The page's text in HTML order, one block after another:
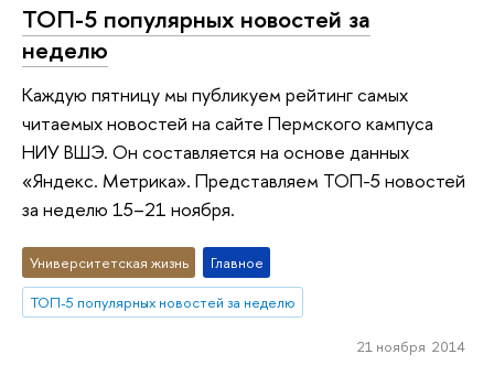
ТОП-5 популярных новостей за
неделю
Каждую пятницу мы публикуем рейтинг самых
читаемых новостей на сайте Пермского кампуса
НИУ ВШЭ. Он составляется на основе данных
«Яндекс. Метрика». Представляем ТОП-5 новостей
за неделю 15–21 ноября.
Университетская жизнь
Главное
ТОП-5 популярных новостей за неделю
21 ноября 2014